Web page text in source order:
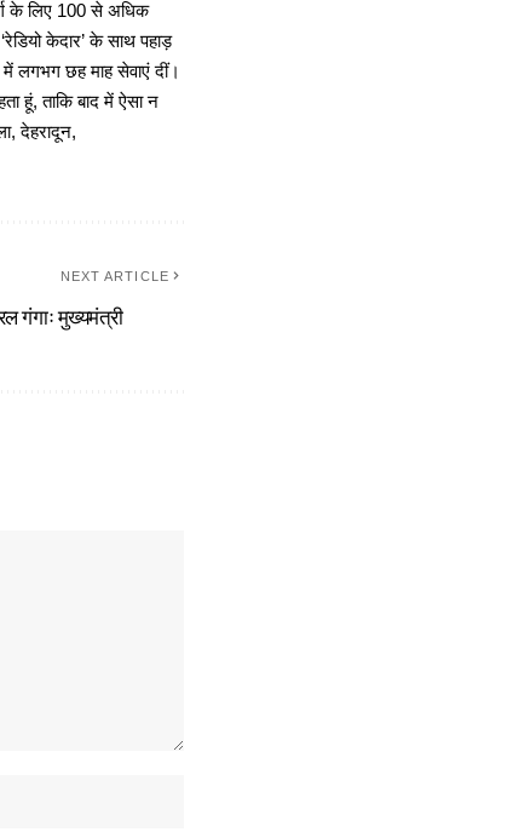
के लिए 100 से अधिक
केदार’ के साथ पहाड़
लगभग छह माह सेवाएं दीं।
हूं, ताकि बाद में ऐसा न
देहरादून,
NEXT ARTICLE
गंगाः मुख्यमंत्री